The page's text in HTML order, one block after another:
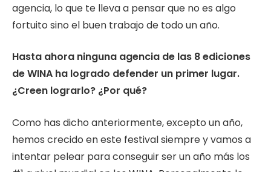
agencia, lo que te lleva a pensar que no es algo
fortuito sino el buen trabajo de todo un año.
Hasta ahora ninguna agencia de las 8 ediciones
de WINA ha logrado defender un primer lugar.
¿Creen lograrlo? ¿Por qué?
Como has dicho anteriormente, excepto un año,
hemos crecido en este festival siempre y vamos a
intentar pelear para conseguir ser un año más los